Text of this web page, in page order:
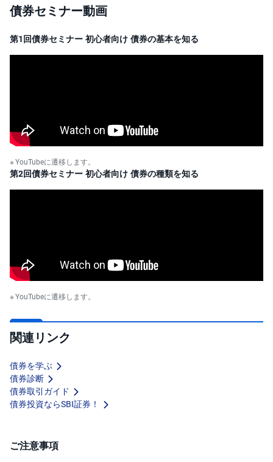
債券セミナー動画
第1回債券セミナー 初心者向け 債券の基本を知る
YouTubeに遷移します。
第2回債券セミナー 初心者向け 債券の種類を知る
YouTubeに遷移します。
関連リンク
債券を学ぶ
債券診断
債券取引ガイド
債券投資ならSBI証券！
ご注意事項